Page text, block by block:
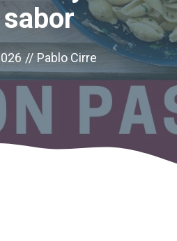
// Pablo Cirre